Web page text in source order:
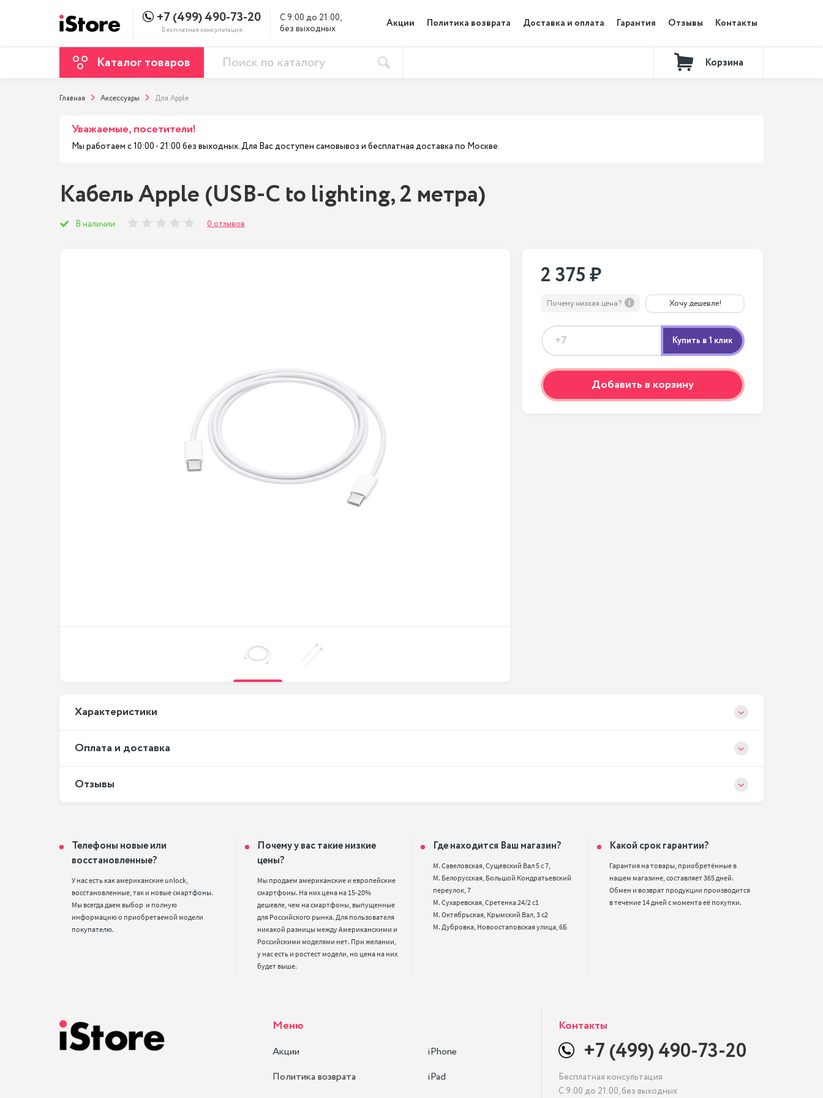
+7 (499) 490-73-20
Бесплатная консультация
С 9:00 до 21:00,
без выходных
Акции Политика возврата Доставка и оплата Гарантия Отзывы Контакты
Каталог товаров Корзина
Главная Аксессуары Для Apple
Уважаемые, посетители!
Мы работаем с 10:00 - 21:00 без выходных. Для Вас доступен самовывоз и бесплатная доставка по Москве.
Кабель Apple (USB-C to lighting, 2 метра)
В наличии 0 отзывов
2 375 ₽
Почему низкая цена? Хочу дешевле!
Добавить в корзину
Xарактеристики
Оплата и доставка
Отзывы
Телефоны новые или
восстановленные?
У нас есть как американские unlock,
восстановленные, так и новые смартфоны.
Мы всегда даем выбор  и полную
информацию о приобретаемой модели
покупателю.
Почему у вас такие низкие
цены?
Мы продаем американские и европейские
смартфоны. На них цена на 15-20%
дешевле, чем на смартфоны, выпущенные
для Российского рынка. Для пользователя
никакой разницы между Американскими и
Российскими моделями нет. При желании,
у нас есть и ростест модели, но цена на них
будет выше.
Где находится Ваш магазин?
М. Савеловская, Сущевский Вал 5 с 7,
М. Белорусская, Большой Кондратьевский
переулок, 7
М. Сухаревская, Сретенка 24/2 с1
М. Октябрьская, Крымский Вал, 3 с2
Какой срок гарантии?
Гарантия на товары, приобретённые в
нашем магазине, составляет 365 дней.
Обмен и возврат продукции производится
в течение 14 дней с момента её покупки.
Меню
Акции
Политика возврата
iPhone
iPad
Контакты
+7 (499) 490-73-20
Бесплатная консультация
С 9:00 до 21:00, без выходных